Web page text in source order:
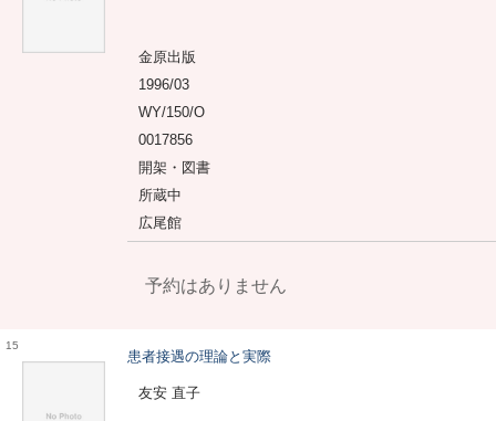
金原出版
1996/03
WY/150/O
0017856
開架・図書
所蔵中
広尾館
予約はありません
15
患者接遇の理論と実際
友安 直子